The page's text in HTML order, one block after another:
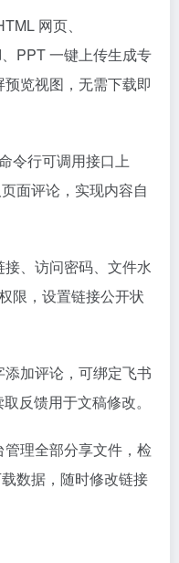
网页、
PPT 一键上传生成专
览视图，无需下载即
令行可调用接口上
面评论，实现内容自
、访问密码、文件水
限，设置链接公开状
加评论，可绑定飞书
反馈用于文稿修改。
理全部分享文件，检
数据，随时修改链接